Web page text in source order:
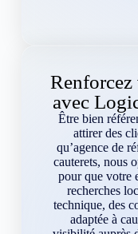
Renforcez
avec
Être bien
attirer des
qu’agence de
cauterets, nous
pour que votre
recherches
technique, des
adaptée à